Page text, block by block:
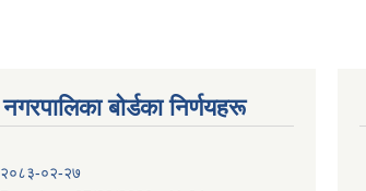
नगरपालिका बाेर्डका निर्णयहरू
२०८३-०२-२७